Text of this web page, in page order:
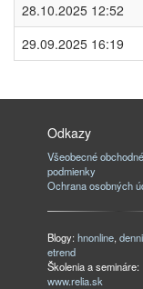
28.10.2025 12:52
29.09.2025 16:19
Odkazy
Všeobecné obchodné
podmienky
Ochrana osobných
Blogy:hnonline,
etrend
Školenia a semináre:
www.relia.sk